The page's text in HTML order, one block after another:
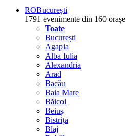
ROBucurești
1791 evenimente din 160 orașe
Toate
București
Agapia
Alba Iulia
Alexandria
Arad
Bacău
Baia Mare
Băicoi
Beiuș
Bistrița
Blaj